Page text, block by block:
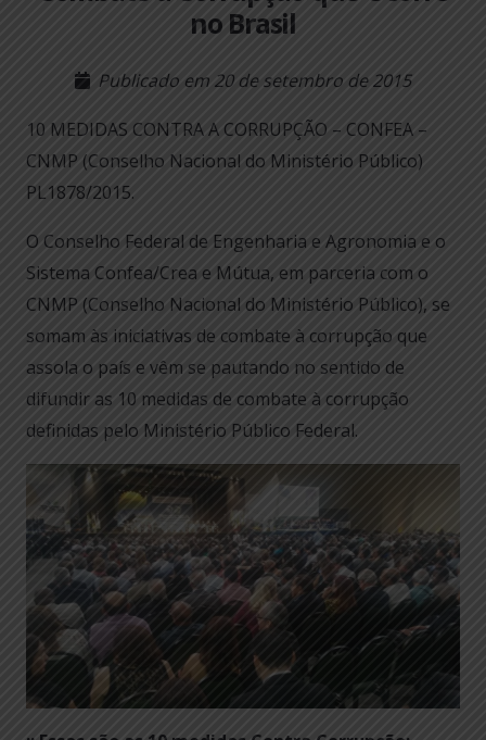
no Brasil
Publicado em 20 de setembro de 2015
10 MEDIDAS CONTRA A CORRUPÇÃO – CONFEA –
CNMP (Conselho Nacional do Ministério Público)
PL1878/2015.
O Conselho Federal de Engenharia e Agronomia e o
Sistema Confea/Crea e Mútua, em parceria com o
CNMP (Conselho Nacional do Ministério Público), se
somam às iniciativas de combate à corrupção que
assola o país e vêm se pautando no sentido de
difundir as 10 medidas de combate à corrupção
definidas pelo Ministério Público Federal.